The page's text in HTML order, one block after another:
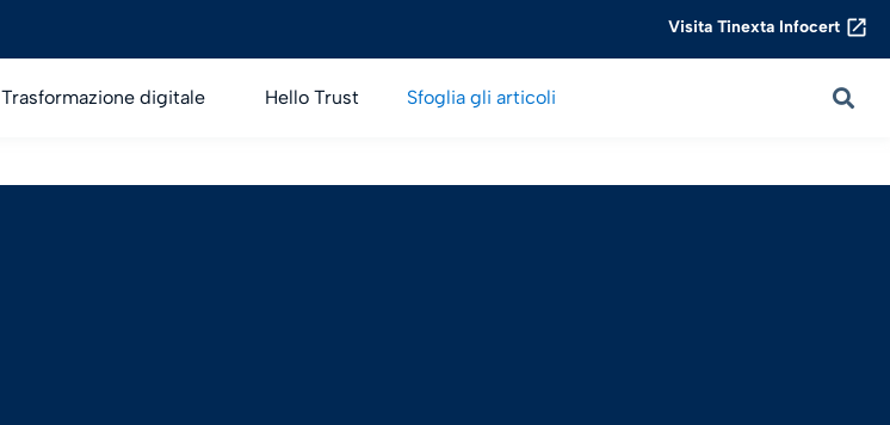
Visita Tinexta Infocert
Trasformazione digitale Hello Trust Sfoglia gli articoli